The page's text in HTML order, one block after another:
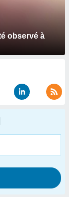
observé à